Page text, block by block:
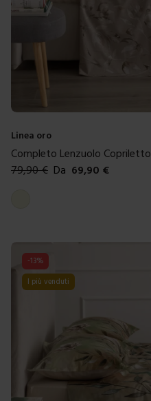
Linea oro
Completo Lenzuolo
79,90€ Da 69,90 €
-13%
I più venduti